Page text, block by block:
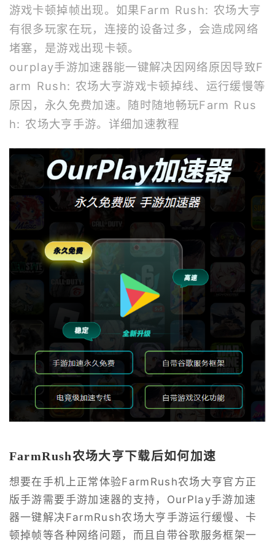
游戏卡顿掉帧出现。如果Farm Rush: 农场大亨
有很多玩家在玩，连接的设备过多，会造成网络
堵塞，是游戏出现卡顿。
ourplay手游加速器能一键解决因网络原因导致F
arm Rush: 农场大亨游戏卡顿掉线、运行缓慢等
原因，永久免费加速。随时随地畅玩Farm Rus
h: 农场大亨手游。 详细加速教程
FarmRush农场大亨下载后如何加速
想要在手机上正常体验FarmRush农场大亨官方正
版手游需要手游加速器的支持，OurPlay手游加速
器一键解决FarmRush农场大亨手游运行缓慢、卡
顿掉帧等各种网络问题，而且自带谷歌服务框架一